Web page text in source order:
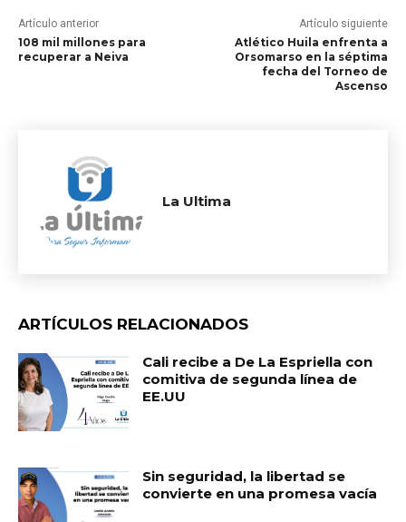
Artículo anterior
108 mil millones para
recuperar a Neiva
Artículo siguiente
Atlético Huila enfrenta a
Orsomarso en la séptima
fecha del Torneo de
Ascenso
La Ultima
ARTÍCULOS RELACIONADOS
Cali recibe a De La Espriella con
comitiva de segunda línea de
EE.UU
Sin seguridad, la libertad se
convierte en una promesa vacía